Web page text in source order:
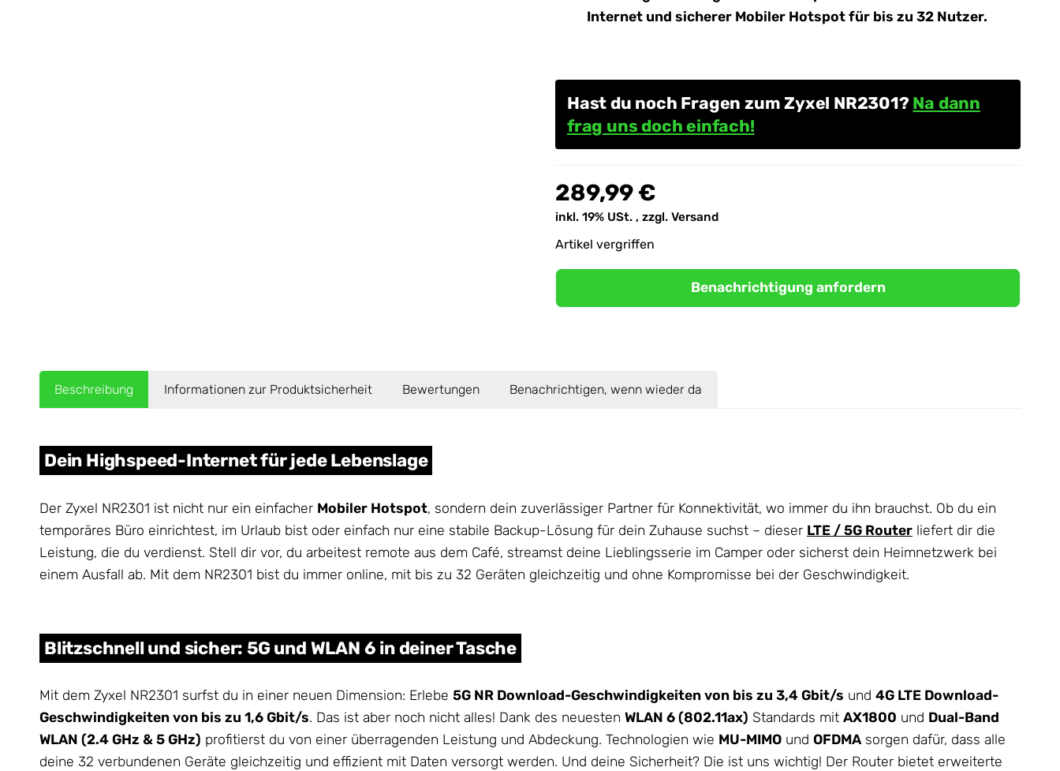
Internet und sicherer Mobiler Hotspot für bis zu 32 Nutzer.
Hast du noch Fragen zum Zyxel NR2301? Na dann
frag uns doch einfach!
289,99 €
inkl. 19% USt. , zzgl. Versand
Artikel vergriffen
Benachrichtigung anfordern
Beschreibung Informationen zur Produktsicherheit Bewertungen Benachrichtigen, wenn wieder da
Dein Highspeed-Internet für jede Lebenslage
Der Zyxel NR2301 ist nicht nur ein einfacher Mobiler Hotspot, sondern dein zuverlässiger Partner für Konnektivität, wo immer du ihn brauchst. Ob du ein
temporäres Büro einrichtest, im Urlaub bist oder einfach nur eine stabile Backup-Lösung für dein Zuhause suchst – dieser LTE / 5G Router liefert dir die
Leistung, die du verdienst. Stell dir vor, du arbeitest remote aus dem Café, streamst deine Lieblingsserie im Camper oder sicherst dein Heimnetzwerk bei
einem Ausfall ab. Mit dem NR2301 bist du immer online, mit bis zu 32 Geräten gleichzeitig und ohne Kompromisse bei der Geschwindigkeit.
Blitzschnell und sicher: 5G und WLAN 6 in deiner Tasche
Mit dem Zyxel NR2301 surfst du in einer neuen Dimension: Erlebe 5G NR Download-Geschwindigkeiten von bis zu 3,4 Gbit/s und 4G LTE Download-
Geschwindigkeiten von bis zu 1,6 Gbit/s. Das ist aber noch nicht alles! Dank des neuesten WLAN 6 (802.11ax) Standards mit AX1800 und Dual-Band
WLAN (2.4 GHz & 5 GHz) profitierst du von einer überragenden Leistung und Abdeckung. Technologien wie MU-MIMO und OFDMA sorgen dafür, dass alle
deine 32 verbundenen Geräte gleichzeitig und effizient mit Daten versorgt werden. Und deine Sicherheit? Die ist uns wichtig! Der Router bietet erweiterte